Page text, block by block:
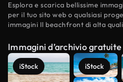
Esplora e scarica bellissime
per il tuo sito web o qualsiasi
immagini Il beachfront di alta
Immagini d’archivio gratuite
iStock iStock